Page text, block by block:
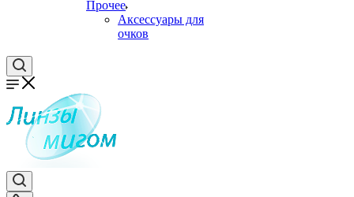
Прочее
Аксессуары для
очков